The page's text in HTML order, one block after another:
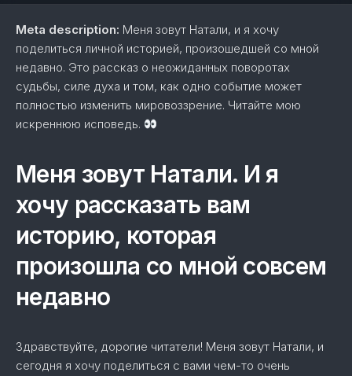
Meta description: Меня зовут Натали, и я хочу
поделиться личной историей, произошедшей со мной
недавно. Это рассказ о неожиданных поворотах
судьбы, силе духа и том, как одно событие может
полностью изменить мировоззрение. Читайте мою
искреннюю исповедь.
Меня зовут Натали. И я
хочу рассказать вам
историю, которая
произошла со мной совсем
недавно
Здравствуйте, дорогие читатели! Меня зовут Натали, и
сегодня я хочу поделиться с вами чем-то очень